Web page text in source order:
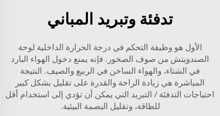
تدفئة وتبريد المباني
الأول هو وظيفة التحكم في درجة الحرارة الداخلية لوحة
الصندويتش من صوف الصخور. فإنه يمنع دخول الهواء البارد
في الشتاء، والهواء الساخن في الربيع والصيف. النتيجة
المباشرة هي زيادة الراحة والقدرة على تقليل بشكل كبير
احتياجات التدفئة / التبريد التي يمكن أن تؤدي إلى استخدام أقل
للطاقة، وتقليل البصمة البيئية.